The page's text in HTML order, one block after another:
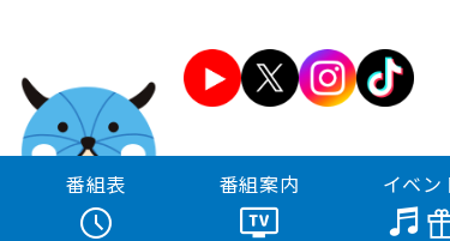
番組表 番組案内 イベン